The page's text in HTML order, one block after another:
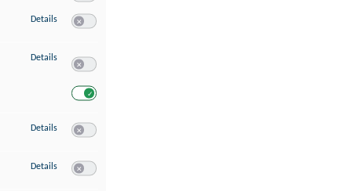
Details zu Speichern von oder Zugriff auf Informationen auf einem Endgerät
Details zu Verwendung reduzierter Daten zur Auswahl von Werbeanzeigen
Details zu Erstellung von Profilen für personalisierte Werbung
Details zu Verwendung von Profilen zur Auswahl personalisierter Werbung